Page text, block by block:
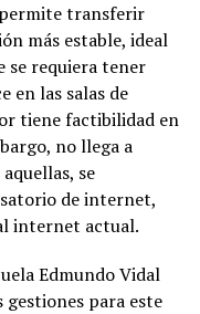
transferir
más estable, ideal
se requiera tener
en las salas de
tiene factibilidad en
no llega a
se
de internet,
internet actual.
Edmundo Vidal
gestiones para este